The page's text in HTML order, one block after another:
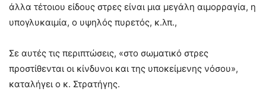
άλλα τέτοιου είδους στρες είναι μια μεγάλη αιμορραγία, η
υπογλυκαιμία, ο υψηλός πυρετός, κ.λπ.,
Σε αυτές τις περιπτώσεις, «στο σωματικό στρες
προστίθενται οι κίνδυνοι και της υποκείμενης νόσου»,
καταλήγει ο κ. Στρατήγης.